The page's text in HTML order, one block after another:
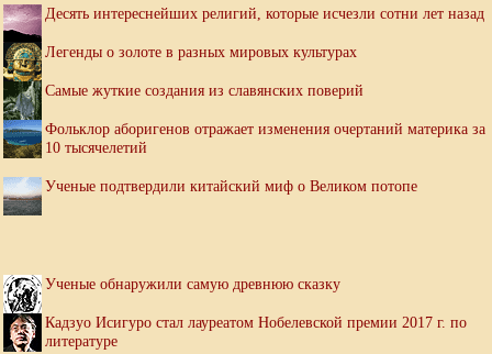
Десять интереснейших религий, которые исчезли сотни лет назад
Легенды о золоте в разных мировых культурах
Самые жуткие создания из славянских поверий
Фольклор аборигенов отражает изменения очертаний материка за
10 тысячелетий
Ученые подтвердили китайский миф о Великом потопе
Ученые обнаружили самую древнюю сказку
Кадзуо Исигуро стал лауреатом Нобелевской премии 2017 г. по
литературе